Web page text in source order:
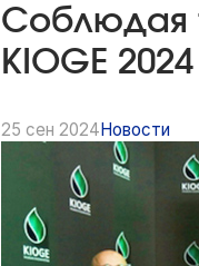
Соблюдая
KIOGE 2024
25 сен 2024 Новости